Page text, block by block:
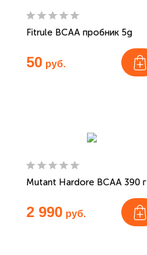
Fitrule BCAA пробник 5g
50 руб.
Mutant Hardore BCAA 390 г
2 990 руб.